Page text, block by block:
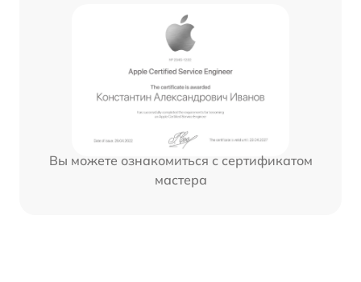
Вы можете ознакомиться с сертификатом
мастера